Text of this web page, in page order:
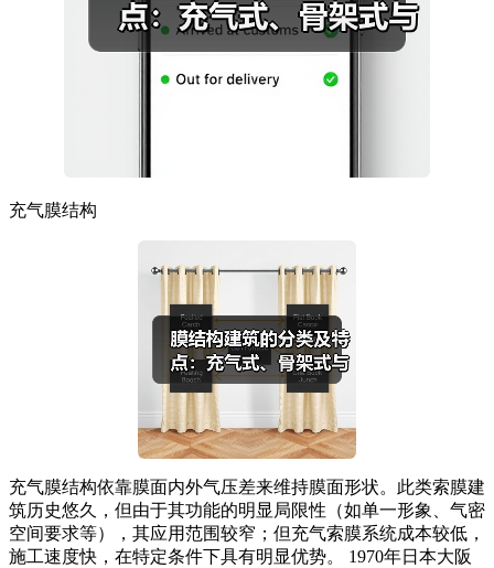
充气膜结构
充气膜结构依靠膜面内外气压差来维持膜面形状。此类索膜建
筑历史悠久，但由于其功能的明显局限性（如单一形象、气密
空间要求等），其应用范围较窄；但充气索膜系统成本较低，
施工速度快，在特定条件下具有明显优势。 1970年日本大阪